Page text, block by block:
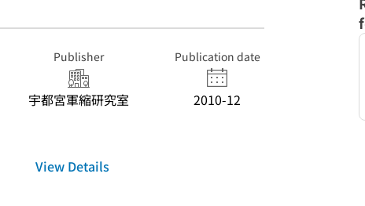
Publisher
宇都宮軍縮研究室
Publication date
2010-12
View Details